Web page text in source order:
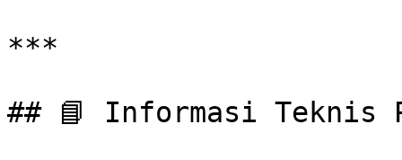
***
## 📘 Informasi Teknis